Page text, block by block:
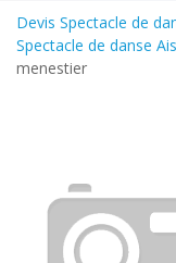
Devis Spectacle de
Spectacle de danse
menestier